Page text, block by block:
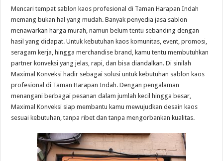
Mencari tempat sablon kaos profesional di Taman Harapan Indah
memang bukan hal yang mudah. Banyak penyedia jasa sablon
menawarkan harga murah, namun belum tentu sebanding dengan
hasil yang didapat. Untuk kebutuhan kaos komunitas, event, promosi,
seragam kerja, hingga merchandise brand, kamu tentu membutuhkan
partner konveksi yang jelas, rapi, dan bisa diandalkan. Di sinilah
Maximal Konveksi hadir sebagai solusi untuk kebutuhan sablon kaos
profesional di Taman Harapan Indah. Dengan pengalaman
menangani berbagai pesanan dalam jumlah kecil hingga besar,
Maximal Konveksi siap membantu kamu mewujudkan desain kaos
sesuai kebutuhan, tanpa ribet dan tanpa mengorbankan kualitas.